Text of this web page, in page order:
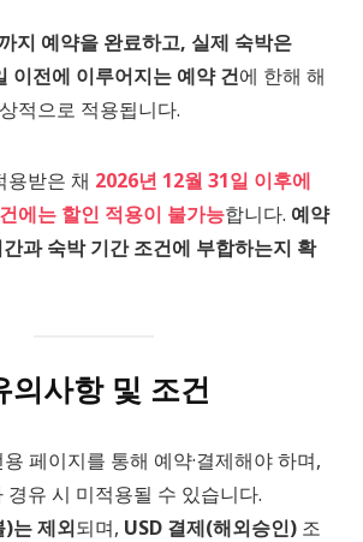
지 예약을 완료하고, 실제 숙박은
이전에 이루어지는 예약 건에 한해 해
적으로 적용됩니다.
용받은 채 2026년 12월 31일 이후에
에는 할인 적용이 불가능합니다. 예약
과 숙박 기간 조건에 부합하는지 확
의사항 및 조건
페이지를 통해 예약·결제해야 하며,
경유 시 미적용될 수 있습니다.
는 제외되며, USD 결제(해외승인) 조